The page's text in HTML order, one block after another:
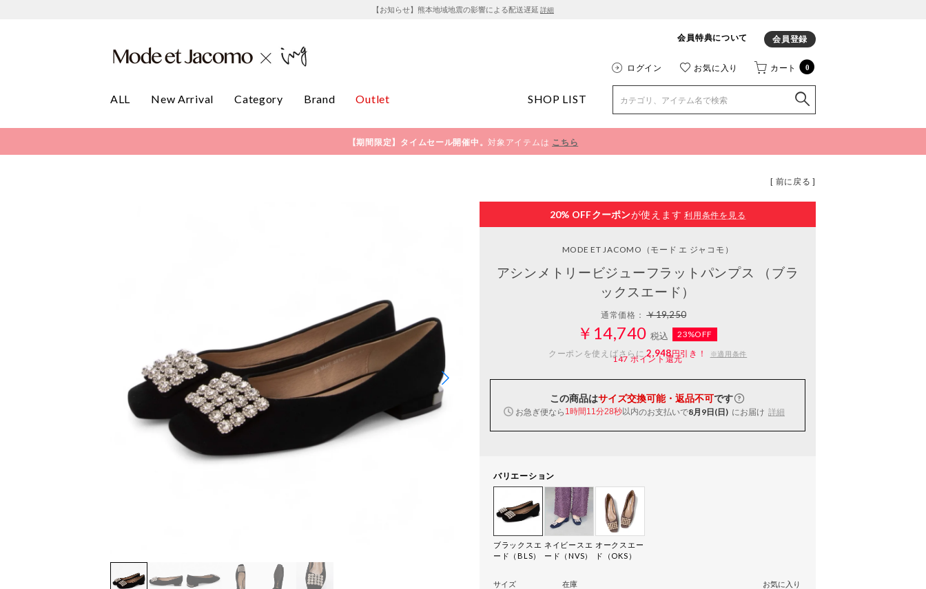
【お知らせ】熊本地域地震の影響による配送遅延 詳細
会員特典について 会員登録
ログイン お気に入り カート 0
ALL New Arrival Category Brand Outlet SHOP LIST
【期間限定】タイムセール開催中。対象アイテムは こちら
[ 前に戻る ]
20% OFFクーポンが使えます 利用条件を見る
MODE ET JACOMO （モード エ ジャコモ）
アシンメトリービジューフラットパンプス （ブラ
ックスエード）
通常価格：￥19,250
￥14,740 税込
23%OFF
クーポンを使えばさらに2,948円引き！ ※適用条件
147ポイント還元
この商品はサイズ交換可能・返品不可です
お急ぎ便なら 1時間11分27秒以内のお支払いで8月9日(日) にお届け 詳細
バリエーション
ブラックスエ
ード（BLS）
ネイビースエ
ード（NVS）
オークスエー
ド（OKS）
サイズ 在庫 お気に入り